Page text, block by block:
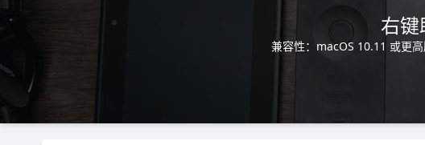
右
兼容性：macOS 10.11 或更